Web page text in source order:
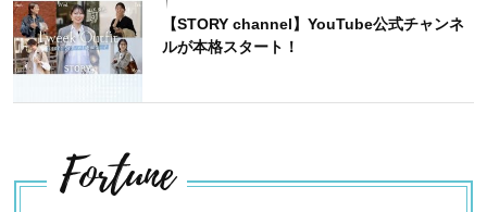
【STORY channel】YouTube公式チャンネ
ルが本格スタート！
Fortune